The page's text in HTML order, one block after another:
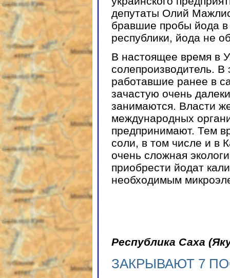
депутаты Олий
бравшие пробы йода
республики, йода не
В настоящее время в
солепроизводитель.
работавшие ранее в
зачастую очень
занимаются. Власти
международных
предпринимают. Тем
соли, в том числе и в
очень сложная
приобрести йодат
необходимым
Республика Саха
ЗАКРЫВАЮТ 7